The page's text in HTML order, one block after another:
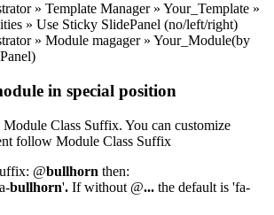
» Template Manager » Your_Template »
» Use Sticky SlidePanel (no/left/right)
» Module magager » Your_Module(by
in special position
Class Suffix. You can customize
follow Module Class Suffix
@bullhorn then:
bullhorn'. If without @... the default is 'fa-